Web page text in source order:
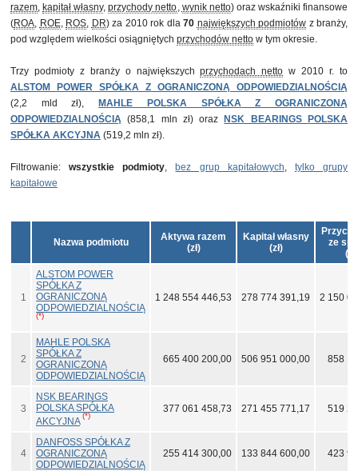
razem, kapitał własny,przychody netto, wynik netto) oraz wskaźniki finansowe
(ROA, ROE, ROS, DR) za 2010 rok dla 70 największych podmiotów z branży,
pod względem wielkości osiągniętych przychodów netto w tym okresie.
Trzy podmioty z branży o największychprzychodach netto w 2010 r. to
ALSTOM POWER SPÓŁKA Z OGRANICZONĄ ODPOWIEDZIALNOŚCIĄ
(2,2 mld zł),
MAHLE POLSKA SPÓŁKA Z OGRANICZONĄ
ODPOWIEDZIALNOŚCIĄ (858,1 mln zł) oraz
NSK BEARINGS POLSKA
SPÓŁKA AKCYJNA (519,2 mln zł).
Filtrowanie:wszystkie podmioty, bez grup kapitałowych, tylko grupy
kapitałowe
Nazwa podmiotu
Aktywa razem
(zł)
Kapitał własny
(zł)
ze
(zł)
1
ALSTOM POWER
SPÓŁKA Z
OGRANICZONĄ
ODPOWIEDZIALNOŚCIĄ
(*)
1 248 554 446,53 278 774 391,19 2 150
2
MAHLE POLSKA
SPÓŁKA Z
OGRANICZONĄ
ODPOWIEDZIALNOŚCIĄ
665 400 200,00 506 951 000,00 858
3
NSK BEARINGS
POLSKA SPÓŁKA
AKCYJNA
(*)
377 061 458,73 271 455 771,17 519
4
DANFOSS SPÓŁKA Z
OGRANICZONĄ
ODPOWIEDZIALNOŚCIĄ
255 414 300,00 133 844 600,00 423